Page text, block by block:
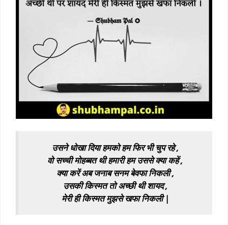
उसने धोखा दिया हमको हम फिर भी चुप रहे ,
वो सच्ची मोहब्बत थी हमारी हम उससे क्या कहें ,
क्या करें अब जनाब सनम बेवफा निकली ,
उसकी किस्मत तो अच्छी थी शायद ,
मेरी ही किस्मत मुझसे खफा निकली |